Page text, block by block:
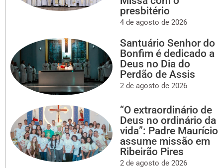
presbitério
4 de agosto de 2026
Santuário Senhor do
Bonfim é dedicado a
Deus no Dia do
Perdão de Assis
2 de agosto de 2026
“O extraordinário de
Deus no ordinário da
vida”: Padre Maurício
assume missão em
Ribeirão Pires
2 de agosto de 2026